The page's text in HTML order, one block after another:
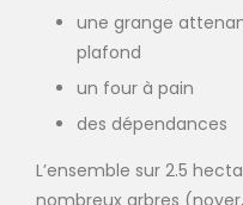
une grange
plafond
un four à pain
des dépendances
L’ensemble sur 2.5
nombreux arbres